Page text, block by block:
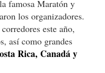
famosa Maratón y
los organizadores.
este año,
así como grandes
Rica, Canadá y